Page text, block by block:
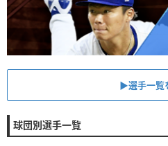
▶︎選手一覧
球団別選手一覧